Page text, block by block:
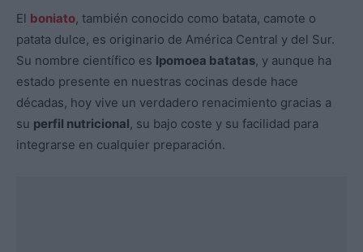
El boniato, también conocido como batata, camote o
patata dulce, es originario de América Central y del Sur.
Su nombre científico es Ipomoea batatas, y aunque ha
estado presente en nuestras cocinas desde hace
décadas, hoy vive un verdadero renacimiento gracias a
su perfil nutricional, su bajo coste y su facilidad para
integrarse en cualquier preparación.